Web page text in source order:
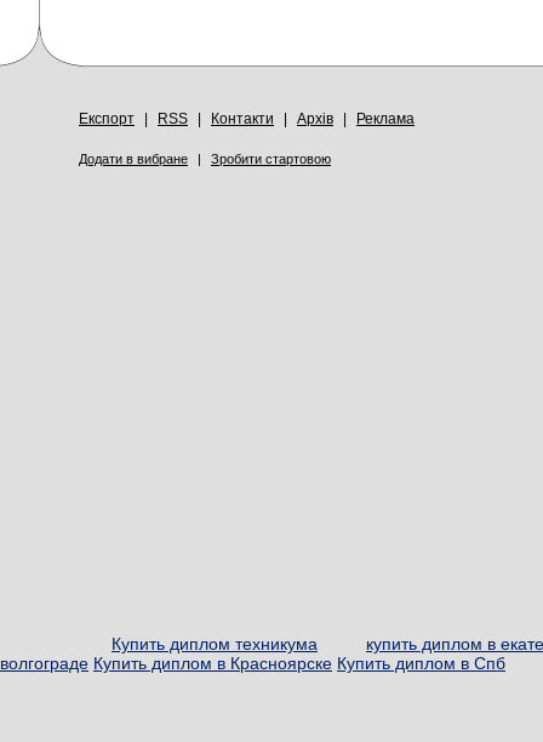
Експорт RSS Контакти Архів Реклама
Додати в вибране | Зробити стартовою
Купить диплом техникума
купить диплом в
волгограде Купить диплом в Красноярске Купить диплом в Спб